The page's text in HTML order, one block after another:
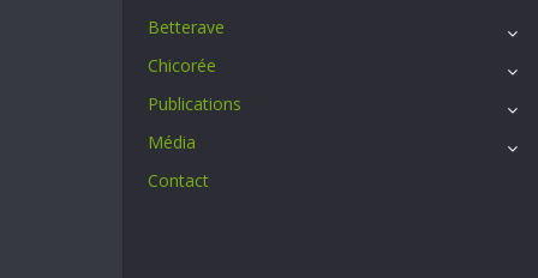
Betterave
Chicorée
Publications
Média
Contact